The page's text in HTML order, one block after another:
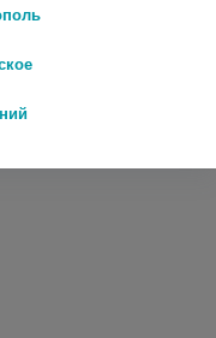
Все права защищены